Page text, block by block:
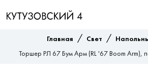
Главная / Свет /
Торшер РЛ 67 Бум Арм (RL '67 Boom Arm),